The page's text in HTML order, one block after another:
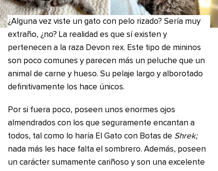
¿Alguna vez viste un gato con pelo rizado? Sería muy
extraño, ¿no? La realidad es que sí existen y
pertenecen a la raza Devon rex. Este tipo de mininos
son poco comunes y parecen más un peluche que un
animal de carne y hueso. Su pelaje largo y alborotado
definitivamente los hace únicos.
Por si fuera poco, poseen unos enormes ojos
almendrados con los que seguramente encantan a
todos, tal como lo haría El Gato con Botas de Shrek;
nada más les hace falta el sombrero. Además, poseen
un carácter sumamente cariñoso y son una excelente